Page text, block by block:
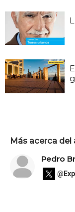
Más acerca del
Pedro